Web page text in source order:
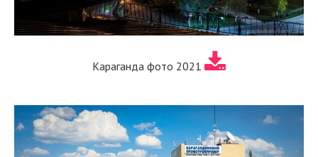
Караганда фото 2021